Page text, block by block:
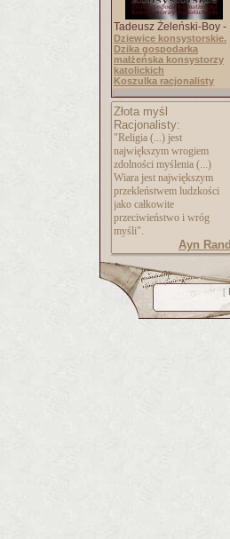
Tadeusz Żeleński-Boy -
Dziewice konsystorskie.
Dzika gospodarka
małżeńska konsystorzy
katolickich
Koszulka racjonalisty
Złota myśl
Racjonalisty:
"Religia (...) jest
największym wrogiem
zdolności myślenia (...)
Wiara jest największym
przekleństwem ludzkości
jako całkowite
przeciwieństwo i wróg
myśli".
Ayn Rand
[